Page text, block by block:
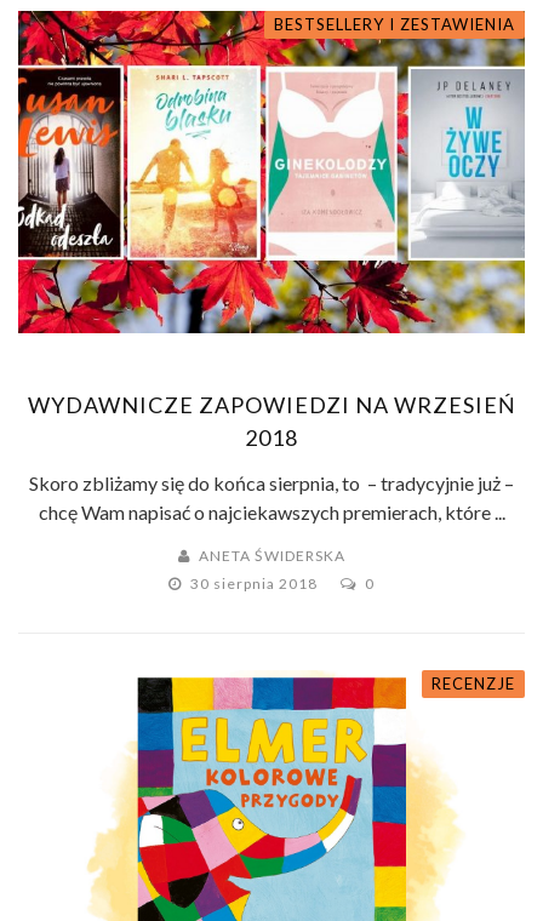
BESTSELLERY I ZESTAWIENIA
WYDAWNICZE ZAPOWIEDZI NA WRZESIEŃ
2018
Skoro zbliżamy się do końca sierpnia, to – tradycyjnie już –
chcę Wam napisać o najciekawszych premierach, które ...
ANETA ŚWIDERSKA
30 sierpnia 2018
0
RECENZJE